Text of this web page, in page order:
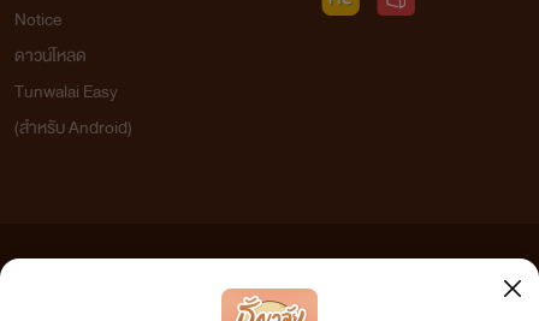
Notice
ดาวน์โหลด
Tunwalai Easy
(สำหรับ Android)
เว็บไซต์แห่งนี้ไม่ได้เห็นด้วยและไม่ขอรับผิดชอบต่อข้อความใดๆ ทั้งสิ้น ดังนั้นผู้อ่านทุกท่านโปรดใช้